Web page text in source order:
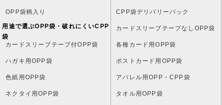
OPP袋柄入り CPP袋デリバリーパック
用途で選ぶOPP袋・破れにくいCPP
袋
カードスリーブテープなしOPP袋
カードスリーブテープ付OPP袋 各種カード用OPP袋
ハガキ用OPP袋 ポストカード用OPP袋
色紙用OPP袋 アパレル用OPP・CPP袋
ネクタイ用OPP袋 タオル用OPP袋